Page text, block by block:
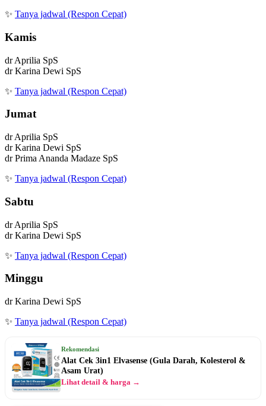
✨ Tanya jadwal (Respon Cepat)
Kamis
dr Aprilia SpS
dr Karina Dewi SpS
✨ Tanya jadwal (Respon Cepat)
Jumat
dr Aprilia SpS
dr Karina Dewi SpS
dr Prima Ananda Madaze SpS
✨ Tanya jadwal (Respon Cepat)
Sabtu
dr Aprilia SpS
dr Karina Dewi SpS
✨ Tanya jadwal (Respon Cepat)
Minggu
dr Karina Dewi SpS
✨ Tanya jadwal (Respon Cepat)
Rekomendasi
Alat Cek 3in1 Elvasense (Gula Darah, Kolesterol &
Asam Urat)
Lihat detail & harga →